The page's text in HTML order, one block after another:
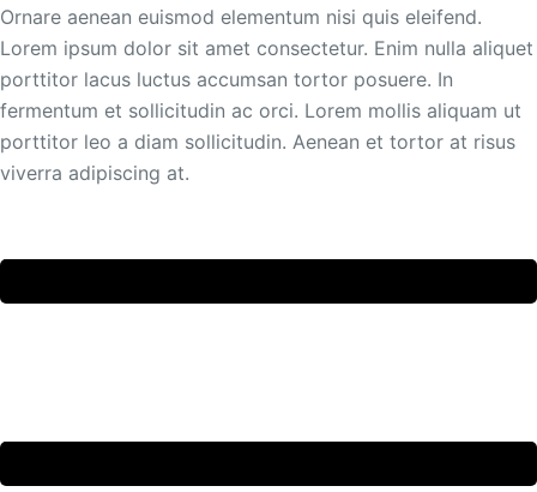
Ornare aenean euismod elementum nisi quis eleifend.
Lorem ipsum dolor sit amet consectetur. Enim nulla aliquet
porttitor lacus luctus accumsan tortor posuere. In
fermentum et sollicitudin ac orci. Lorem mollis aliquam ut
porttitor leo a diam sollicitudin. Aenean et tortor at risus
viverra adipiscing at.